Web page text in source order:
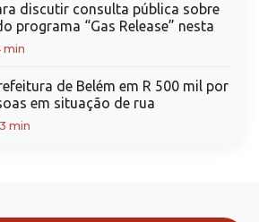
discutir consulta pública sobre
programa “Gas Release” nesta
min
de Belém em R 500 mil por
em situação de rua
3 min